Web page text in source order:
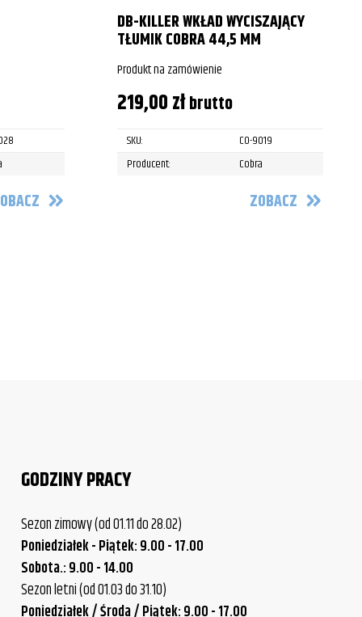
DB-KILLER WKŁAD WYCISZAJĄCY
TŁUMIK COBRA 44,5 MM
Produkt na zamówienie
219,00złbrutto
SKU:
CO-9019
Producent:
Cobra
ZOBACZ
GODZINY PRACY
Sezon zimowy (od 01.11 do 28.02)
Poniedziałek - Piątek: 9.00 - 17.00
Sobota.: 9.00 - 14.00
Sezon letni (od 01.03 do 31.10)
Poniedziałek / Środa / Piątek: 9.00 - 17.00